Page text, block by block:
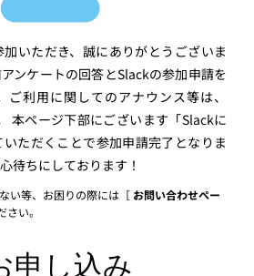
いただき、誠にありがとうございま
ンケートの回答とSlackの参加申請を
ご利用に関してのアナウンス等は、
本ページ下部にございます「Slackに
ただくことで参加申請完了となりま
待ちにしております！
い等、お困りの際には［ お問い合わせペー
い。